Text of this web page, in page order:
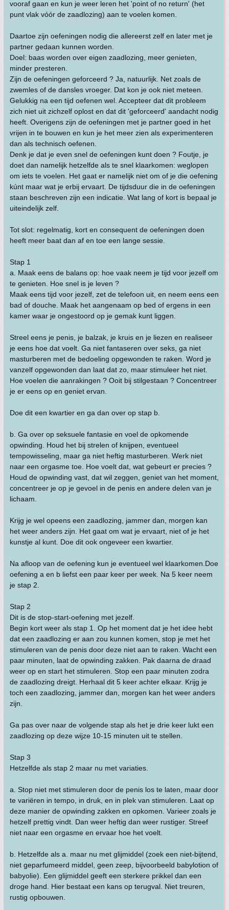
vooraf gaan en kun je weer leren het 'point of no return' (het
punt vlak vóór de zaadlozing) aan te voelen komen.
Daartoe zijn oefeningen nodig die allereerst zelf en later met je
partner gedaan kunnen worden.
Doel: baas worden over eigen zaadlozing, meer genieten,
minder presteren.
Zijn de oefeningen geforceerd ? Ja, natuurlijk. Net zoals de
zwemles of de dansles vroeger. Dat kon je ook niet meteen.
Gelukkig na een tijd oefenen wel. Accepteer dat dit probleem
zich niet uit zichzelf oplost en dat dit 'geforceerd' aandacht nodig
heeft. Overigens zijn de oefeningen met je partner goed in het
vrijen in te bouwen en kun je het meer zien als experimenteren
dan als technisch oefenen.
Denk je dat je even snel de oefeningen kunt doen ? Foutje, je
doet dan namelijk hetzelfde als te snel klaarkomen: weglopen
om iets te voelen. Het gaat er namelijk niet om of je die oefening
kúnt maar wat je erbij ervaart. De tijdsduur die in de oefeningen
staan beschreven zijn een indicatie. Wat lang of kort is bepaal je
uiteindelijk zelf.
Tot slot: regelmatig, kort en consequent de oefeningen doen
heeft meer baat dan af en toe een lange sessie.
Stap 1
a. Maak eens de balans op: hoe vaak neem je tijd voor jezelf om
te genieten. Hoe snel is je leven ?
Maak eens tijd voor jezelf, zet de telefoon uit, en neem eens een
bad of douche. Maak het aangenaam op bed of ergens in een
kamer waar je ongestoord op je gemak kunt liggen.
Streel eens je penis, je balzak, je kruis en je liezen en realiseer
je eens hoe dat voelt. Ga niet fantaseren over seks, ga niet
masturberen met de bedoeling opgewonden te raken. Word je
vanzelf opgewonden dan laat dat zo, maar stimuleer het niet.
Hoe voelen die aanrakingen ? Ooit bij stilgestaan ? Concentreer
je er eens op en geniet ervan.
Doe dit een kwartier en ga dan over op stap b.
b. Ga over op seksuele fantasie en voel de opkomende
opwinding. Houd het bij strelen of knijpen, eventueel
tempowisseling, maar ga niet heftig masturberen. Werk niet
naar een orgasme toe. Hoe voelt dat, wat gebeurt er precies ?
Houd de opwinding vast, dat wil zeggen, geniet van het moment,
concentreer je op je gevoel in de penis en andere delen van je
lichaam.
Krijg je wel opeens een zaadlozing, jammer dan, morgen kan
het weer anders zijn. Het gaat om wat je ervaart, niet of je het
kunstje al kunt. Doe dit ook ongeveer een kwartier.
Na afloop van de oefening kun je eventueel wel klaarkomen.Doe
oefening a en b liefst een paar keer per week. Na 5 keer neem
je stap 2.
Stap 2
Dit is de stop-start-oefening met jezelf.
Begin kort weer als stap 1. Op het moment dat je het idee hebt
dat een zaadlozing er aan zou kunnen komen, stop je met het
stimuleren van de penis door deze niet aan te raken. Wacht een
paar minuten, laat de opwinding zakken. Pak daarna de draad
weer op en start het stimuleren. Stop een paar minuten zodra
de zaadlozing dreigt. Herhaal dit 5 keer achter elkaar. Krijg je
toch een zaadlozing, jammer dan, morgen kan het weer anders
zijn.
Ga pas over naar de volgende stap als het je drie keer lukt een
zaadlozing op deze wijze 10-15 minuten uit te stellen.
Stap 3
Hetzelfde als stap 2 maar nu met variaties.
a. Stop niet met stimuleren door de penis los te laten, maar door
te variëren in tempo, in druk, en in plek van stimuleren. Laat op
deze manier de opwinding zakken en opkomen. Varieer zoals je
hetzelf prettig vindt. Dan weer heftig dan weer rustiger. Streef
niet naar een orgasme en ervaar hoe het voelt.
b. Hetzelfde als a. maar nu met glijmiddel (zoek een niet-bijtend,
niet geparfumeerd middel, geen zeep, bijvoorbeeld babylotion of
babyolie). Een glijmiddel geeft een sterkere prikkel dan een
droge hand. Hier bestaat een kans op terugval. Niet treuren,
rustig opbouwen.